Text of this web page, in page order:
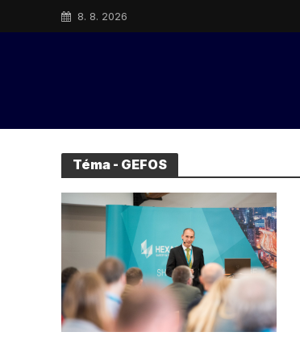
8. 8. 2026
Téma - GEFOS